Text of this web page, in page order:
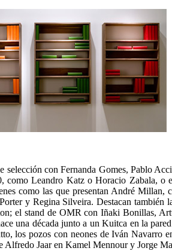
selección con Fernanda Gomes, Pablo
Leandro Katz o Horacio Zabala, o
como las que presentan André Millan,
y Regina Silveira. Destacan también
el stand de OMR con Iñaki Bonillas,
una década junto a un Kuitca en la
los pozos con neones de Iván Navarro
Alfredo Jaar en Kamel Mennour y Jorge